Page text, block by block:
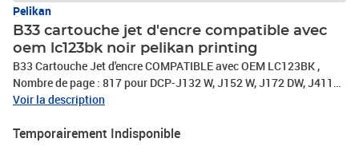
Pelikan
B33 cartouche jet d'encre compatible avec
oem lc123bk noir pelikan printing
B33 Cartouche Jet d'encre COMPATIBLE avec OEM LC123BK ,
Nombre de page : 817 pour DCP-J132 W, J152 W, J172 DW, J4110
DW Black
Voir la description
Temporairement Indisponible